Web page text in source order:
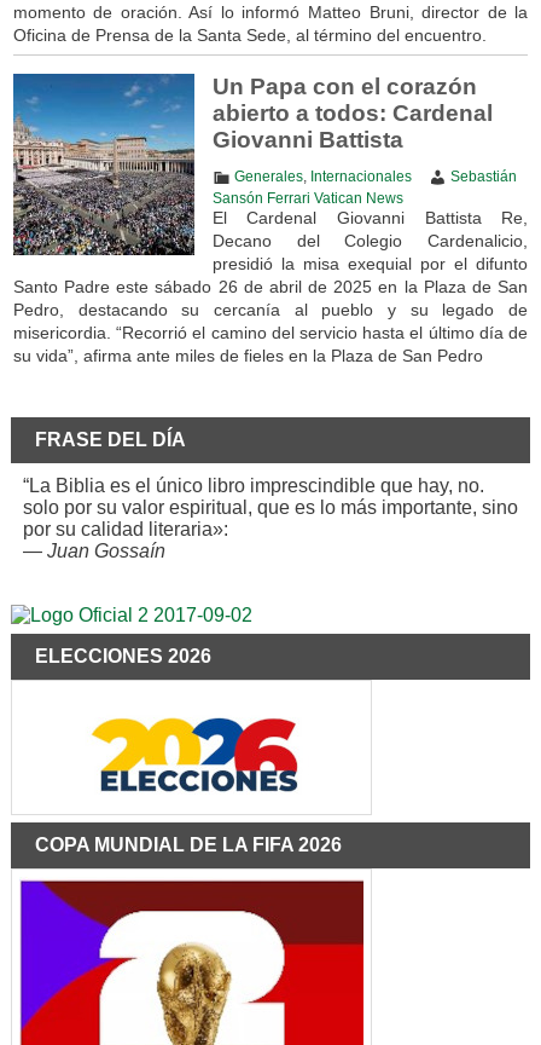
momento de oración. Así lo informó Matteo Bruni, director de la
Oficina de Prensa de la Santa Sede, al término del encuentro.
Un Papa con el corazón
abierto a todos: Cardenal
Giovanni Battista
Generales, Internacionales
Sebastián
Sansón Ferrari Vatican News
El Cardenal Giovanni Battista Re,
Decano del Colegio Cardenalicio,
presidió la misa exequial por el difunto
Santo Padre este sábado 26 de abril de 2025 en la Plaza de San
Pedro, destacando su cercanía al pueblo y su legado de
misericordia. “Recorrió el camino del servicio hasta el último día de
su vida”, afirma ante miles de fieles en la Plaza de San Pedro
FRASE DEL DÍA
“La Biblia es el único libro imprescindible que hay, no.
solo por su valor espiritual, que es lo más importante, sino
por su calidad literaria»:
— Juan Gossaín
ELECCIONES 2026
COPA MUNDIAL DE LA FIFA 2026